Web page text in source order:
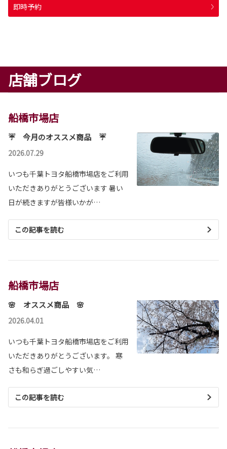
即時予約
店舗ブログ
船橋市場店
☔ 今月のオススメ商品 ☔
2026.07.29
いつも千葉トヨタ船橋市場店をご利用
いただきありがとうございます 暑い
日が続きますが皆様いかが…
この記事を読む
船橋市場店
🌸 オススメ商品 🌸
2026.04.01
いつも千葉トヨタ船橋市場店をご利用
いただきありがとうございます。 寒
さも和らぎ過ごしやすい気…
この記事を読む